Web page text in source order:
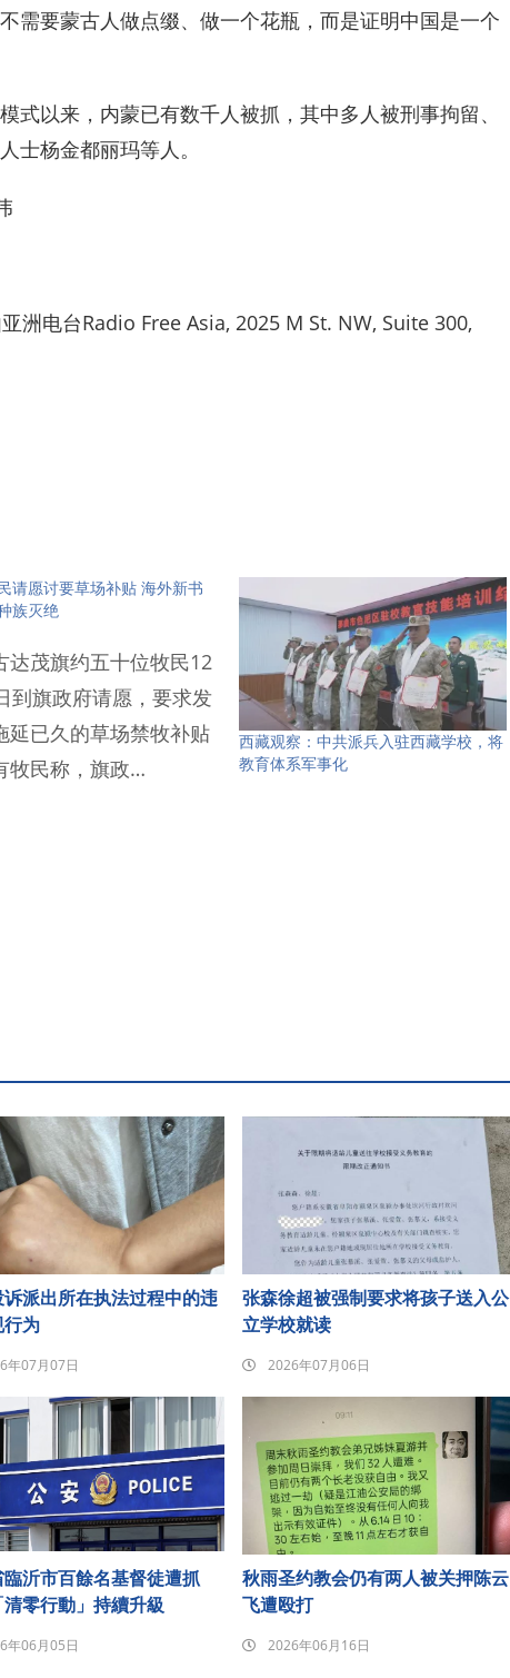
需要蒙古人做点缀、做一个花瓶，而是证明中国是一个
式以来，内蒙已有数千人被抓，其中多人被刑事拘留、
士杨金都丽玛等人。
洲电台Radio Free Asia, 2025 M St. NW, Suite 300,
请愿讨要草场补贴 海外新书
族灭绝
达茂旗约五十位牧民12
到旗政府请愿，要求发
延已久的草场禁牧补贴
牧民称，旗政…
西藏观察：中共派兵入驻西藏学校，将
教育体系军事化
派出所在执法过程中的违
为
年07月07日
张森徐超被强制要求将孩子送入公
立学校就读
2026年07月06日
臨沂市百餘名基督徒遭抓
零行動」持續升級
年06月05日
秋雨圣约教会仍有两人被关押陈云
飞遭殴打
2026年06月16日